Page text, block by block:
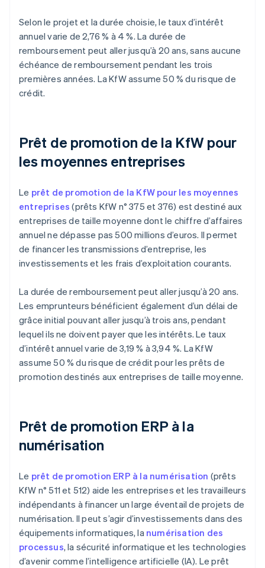
Selon le projet et la durée choisie, le taux d’intérêt
annuel varie de 2,76 % à 4 %. La durée de
remboursement peut aller jusqu’à 20 ans, sans aucune
échéance de remboursement pendant les trois
premières années. La KfW assume 50 % du risque de
crédit.
Prêt de promotion de la KfW pour
les moyennes entreprises
Le prêt de promotion de la KfW pour les moyennes
entreprises (prêts KfW n° 375 et 376) est destiné aux
entreprises de taille moyenne dont le chiffre d’affaires
annuel ne dépasse pas 500 millions d’euros. Il permet
de financer les transmissions d’entreprise, les
investissements et les frais d’exploitation courants.
La durée de remboursement peut aller jusqu’à 20 ans.
Les emprunteurs bénéficient également d’un délai de
grâce initial pouvant aller jusqu’à trois ans, pendant
lequel ils ne doivent payer que les intérêts. Le taux
d’intérêt annuel varie de 3,19 % à 3,94 %. La KfW
assume 50 % du risque de crédit pour les prêts de
promotion destinés aux entreprises de taille moyenne.
Prêt de promotion ERP à la
numérisation
Le prêt de promotion ERP à la numérisation (prêts
KfW n° 511 et 512) aide les entreprises et les travailleurs
indépendants à financer un large éventail de projets de
numérisation. Il peut s’agir d’investissements dans des
équipements informatiques, la numérisation des
processus, la sécurité informatique et les technologies
d’avenir comme l’intelligence artificielle (IA). Le prêt